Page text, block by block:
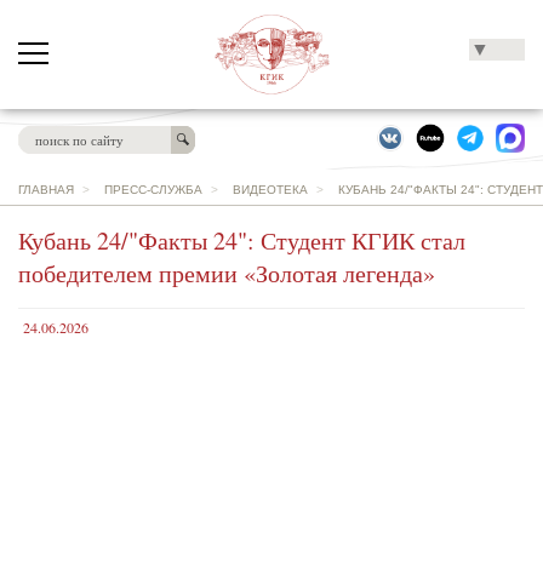
▼
ГЛАВНАЯ > ПРЕСС-СЛУЖБА > ВИДЕОТЕКА > КУБАНЬ 24/"ФАКТЫ 24":
Кубань 24/"Факты 24": Студент КГИК стал
победителем премии «Золотая легенда»
24.06.2026